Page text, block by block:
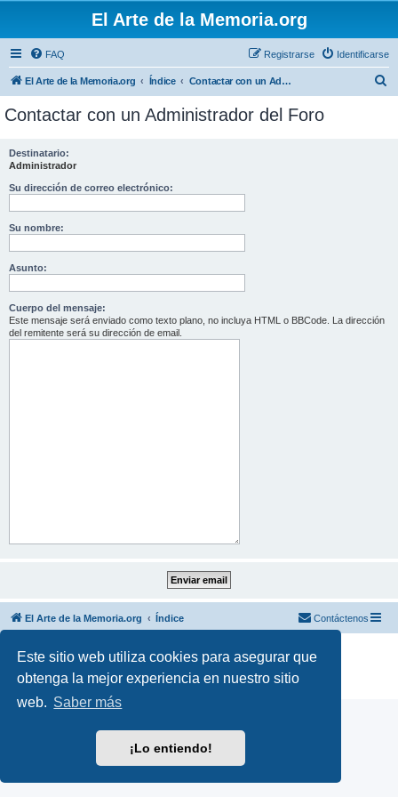
Este sitio web utiliza cookies para asegurar que
obtenga la mejor experiencia en nuestro sitio
web. Saber más
¡Lo entiendo!
El Arte de la Memoria.org
FAQ Identificarse
Registrarse
El Arte de la Memoria.org Índice Contactar con un Administrador del Foro
Contactar con un Administrador del Foro
Destinatario:
Administrador
Su dirección de correo electrónico:
Su nombre:
Asunto:
Cuerpo del mensaje:
Este mensaje será enviado como texto plano, no incluya HTML o BBCode. La dirección
del remitente será su dirección de email.
El Arte de la Memoria.org Índice Contáctenos
Desarrollado por phpBB ® Forum Software © phpBB Limited
Traducción al español por
phpBB España
Privacidad|Condiciones